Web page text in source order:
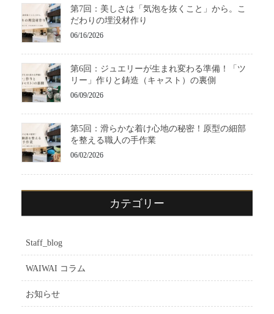
第7回：美しさは「気泡を抜くこと」から。こ
だわりの埋没材作り
06/16/2026
第6回：ジュエリーが生まれ変わる準備！「ツ
リー」作りと鋳造（キャスト）の裏側
06/09/2026
第5回：滑らかな着け心地の秘密！原型の細部
を整える職人の手作業
06/02/2026
カテゴリー
Staff_blog
WAIWAI コラム
お知らせ